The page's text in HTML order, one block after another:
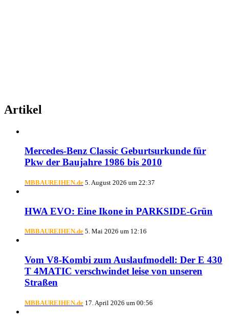
Artikel
Mercedes-Benz Classic Geburtsurkunde für
Pkw der Baujahre 1986 bis 2010
MBBAUREIHEN.de 5. August 2026 um 22:37
HWA EVO: Eine Ikone in PARKSIDE-Grün
MBBAUREIHEN.de 5. Mai 2026 um 12:16
Vom V8-Kombi zum Auslaufmodell: Der E 430
T 4MATIC verschwindet leise von unseren
Straßen
MBBAUREIHEN.de 17. April 2026 um 00:56